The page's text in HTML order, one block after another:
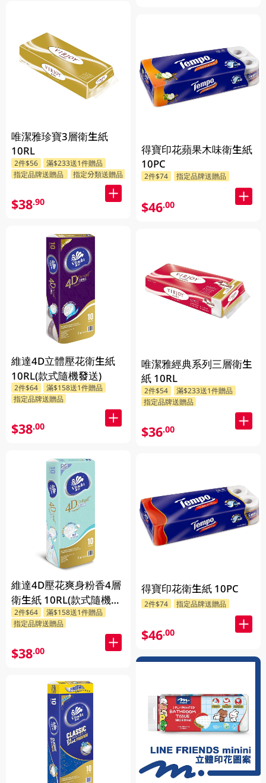
唯潔雅珍寶3層衛生紙
10RL
2件$56
滿$233送1件贈品
指定品牌送贈品
指定分類送贈品
$38.90
維達4D立體壓花衛生紙
10RL(款式隨機發送)
2件$64
滿$158送1件贈品
指定品牌送贈品
$38.00
維達4D壓花爽身粉香4層
衛生紙 10RL(款式隨機發
送)
2件$64
滿$158送1件贈品
指定品牌送贈品
$38.00
得寶印花蘋果木味衛生紙
10PC
2件$74 指定品牌送贈品
$46.00
唯潔雅經典系列三層衛生
紙 10RL
2件$54
滿$233送1件贈品
指定品牌送贈品
$36.00
得寶印花衛生紙 10PC
2件$74 指定品牌送贈品
$46.00